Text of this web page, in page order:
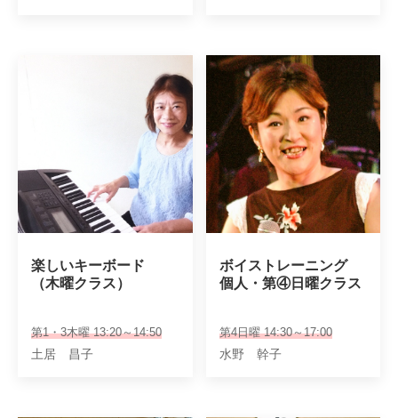
楽しいキーボード
（木曜クラス）
第1・3木曜 13:20～14:50
土居 昌子
ボイストレーニング
個人・第④日曜クラス
第4日曜 14:30～17:00
水野 幹子